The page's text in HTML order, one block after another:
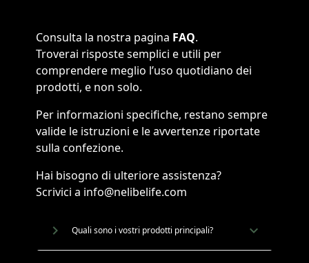
Consulta la nostra pagina FAQ.
Troverai risposte semplici e utili per
comprendere meglio l’uso quotidiano dei
prodotti, e non solo.
Per informazioni specifiche, restano sempre
valide le istruzioni e le avvertenze riportate
sulla confezione.
Hai bisogno di ulteriore assistenza?
Scrivici a info@nelibelife.com
navigate_next Quali sono i vostri prodotti principali?